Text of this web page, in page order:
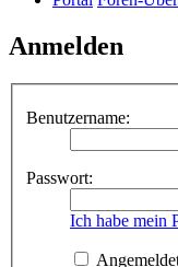
Anmelden
Benutzername:
Passwort:
Ich habe mein